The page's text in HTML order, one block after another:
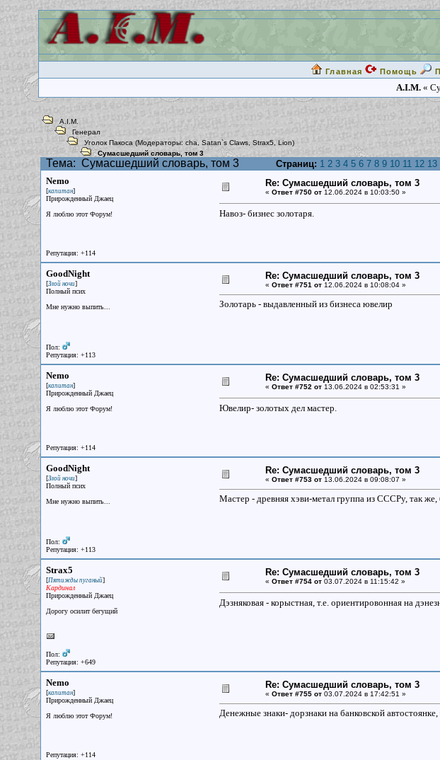
Главная Помощь
A.I.M.«
A.I.M.
Генерал
Уголок Пакоса (Модераторы: cha Satan`s Claws, Strax5, Lion)
Сумасшедший словарь, том 3
Тема: Сумасшедший словарь, том 3 Страниц: 1 2 3 4 5 6 7 8 9 10 11 12 13
Nemo
[капитан]
Прирожденный Джаец
Я люблю этот Форум!
Репутация: +114
Re: Сумасшедший словарь, том 3
« Ответ #750 от 12.06.2024 в 10:03:50 »
Навоз- бизнес золотаря.
GoodNight
[Злой ночи]
Полный псих
Мне нужно выпить...
Пол:
Репутация: +113
Re: Сумасшедший словарь, том 3
« Ответ #751 от 12.06.2024 в 10:08:04 »
Золотарь - выдавленный из бизнеса ювелир
Nemo
[капитан]
Прирожденный Джаец
Я люблю этот Форум!
Репутация: +114
Re: Сумасшедший словарь, том 3
« Ответ #752 от 13.06.2024 в 02:53:31 »
Ювелир- золотых дел мастер.
GoodNight
[Злой ночи]
Полный псих
Мне нужно выпить...
Пол:
Репутация: +113
Re: Сумасшедший словарь, том 3
« Ответ #753 от 13.06.2024 в 09:08:07 »
Мастер - древняя хэви-метал группа из СССРу, так же,
Strax5
[Пятижды пуганый]
Кардинал
Прирожденный Джаец
Дорогу осилит бегущий
Пол:
Репутация: +649
Re: Сумасшедший словарь, том 3
« Ответ #754 от 03.07.2024 в 11:15:42 »
Дэзняковая - корыстная, т.е. ориентировонная на
Nemo
[капитан]
Прирожденный Джаец
Я люблю этот Форум!
Репутация: +114
Re: Сумасшедший словарь, том 3
« Ответ #755 от 03.07.2024 в 17:42:51 »
Денежные знаки- дорзнаки на банковской